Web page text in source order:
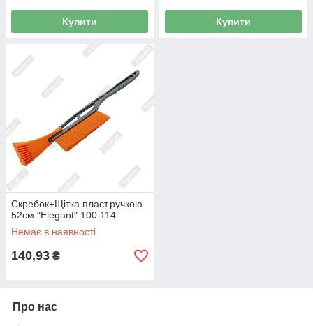
Купити Купити
Скребок+Щітка пласт.ручкою
52см "Elegant" 100 114
Немає в наявності
140,93 ₴
Про нас